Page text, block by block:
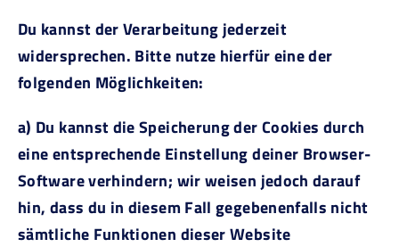
Du kannst der Verarbeitung jederzeit
widersprechen. Bitte nutze hierfür eine der
folgenden Möglichkeiten:
a) Du kannst die Speicherung der Cookies durch
eine entsprechende Einstellung deiner Browser-
Software verhindern; wir weisen jedoch darauf
hin, dass du in diesem Fall gegebenenfalls nicht
sämtliche Funktionen dieser Website